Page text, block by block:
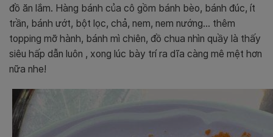
đồ ăn lắm. Hàng bánh của cô gồm bánh bèo, bánh đúc, ít
trần, bánh ướt, bột lọc, chả, nem, nem nướng… thêm
topping mỡ hành, bánh mì chiên, đồ chua nhìn quầy là thấy
siêu hấp dẫn luôn , xong lúc bày trí ra dĩa càng mê mệt hơn
nữa nhe!